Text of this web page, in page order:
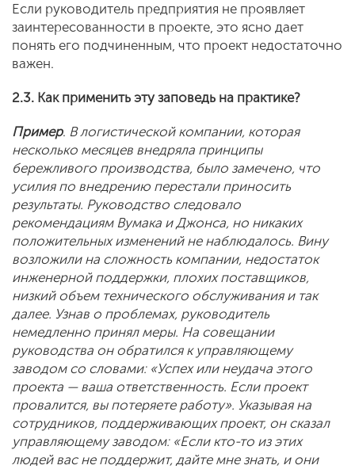
Если руководитель предприятия не проявляет
заинтересованности в проекте, это ясно дает
понять его подчиненным, что проект недостаточно
важен.
2.3. Как применить эту заповедь на практике?
Пример. В логистической компании, которая
несколько месяцев внедряла принципы
бережливого производства, было замечено, что
усилия по внедрению перестали приносить
результаты. Руководство следовало
рекомендациям Вумака и Джонса, но никаких
положительных изменений не наблюдалось. Вину
возложили на сложность компании, недостаток
инженерной поддержки, плохих поставщиков,
низкий объем технического обслуживания и так
далее. Узнав о проблемах, руководитель
немедленно принял меры. На совещании
руководства он обратился к управляющему
заводом со словами: «Успех или неудача этого
проекта — ваша ответственность. Если проект
провалится, вы потеряете работу». Указывая на
сотрудников, поддерживающих проект, он сказал
управляющему заводом: «Если кто-то из этих
людей вас не поддержит, дайте мне знать, и они